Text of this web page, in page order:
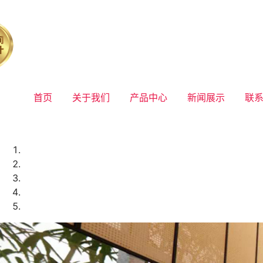
首页 关于我们 产品中心 新闻展示 联